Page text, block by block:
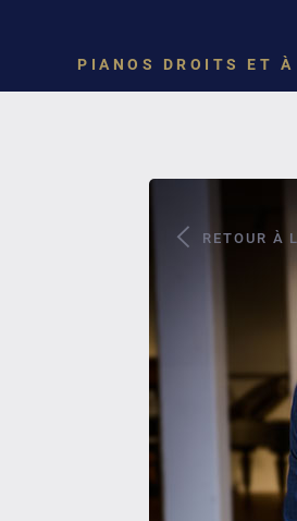
PIANOS DROITS ET À
RETOUR À